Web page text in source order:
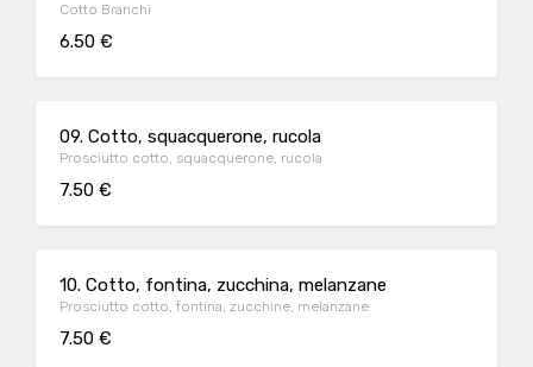
Cotto Branchi
6.50 €
09. Cotto, squacquerone, rucola
Prosciutto cotto, squacquerone, rucola
7.50 €
10. Cotto, fontina, zucchina, melanzane
Prosciutto cotto, fontina, zucchine, melanzane
7.50 €